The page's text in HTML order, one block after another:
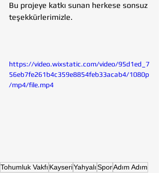
Bu projeye katkı sunan herkese sonsuz
teşekkürlerimizle.
https://video.wixstatic.com/video/95d1ed_7
56eb7fe261b4c359e8854feb33acab4/1080p
/mp4/file.mp4
Tohumluk Vakfı KayseriYahyalıSporAdım Adım